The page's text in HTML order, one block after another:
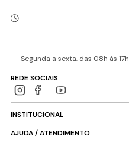
Segunda a sexta, das 08h às 17h
REDE SOCIAIS
INSTITUCIONAL
AJUDA / ATENDIMENTO